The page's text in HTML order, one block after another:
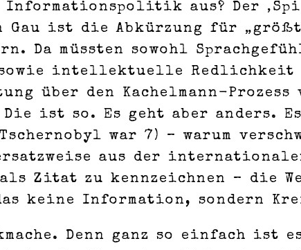
Informationspolitik aus? Der
Gau ist die Abkürzung für
Da müssten sowohl
intellektuelle Redlichkeit
über den Kachelmann-Prozess
ist so. Es geht aber anders.
war 7) – warum
aus der
Zitat zu kennzeichnen – die
keine Information, sondern
Denn ganz so einfach ist